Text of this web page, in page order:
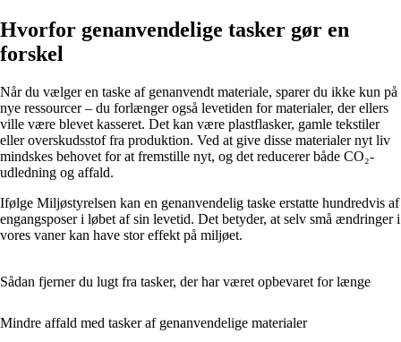
Hvorfor genanvendelige tasker gør en
forskel
Når du vælger en taske af genanvendt materiale, sparer du ikke kun på
nye ressourcer – du forlænger også levetiden for materialer, der ellers
ville være blevet kasseret. Det kan være plastflasker, gamle tekstiler
eller overskudsstof fra produktion. Ved at give disse materialer nyt liv
mindskes behovet for at fremstille nyt, og det reducerer både CO₂-
udledning og affald.
Ifølge Miljøstyrelsen kan en genanvendelig taske erstatte hundredvis af
engangsposer i løbet af sin levetid. Det betyder, at selv små ændringer i
vores vaner kan have stor effekt på miljøet.
Sådan fjerner du lugt fra tasker, der har været opbevaret for længe
Mindre affald med tasker af genanvendelige materialer